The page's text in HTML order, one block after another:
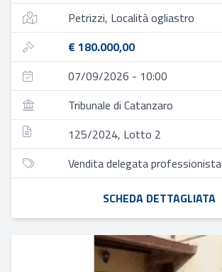
Petrizzi, Località ogliastro
€ 180.000,00
07/09/2026 - 10:00
Tribunale di Catanzaro
125/2024, Lotto 2
Vendita delegata professionista
SCHEDA DETTAGLIATA